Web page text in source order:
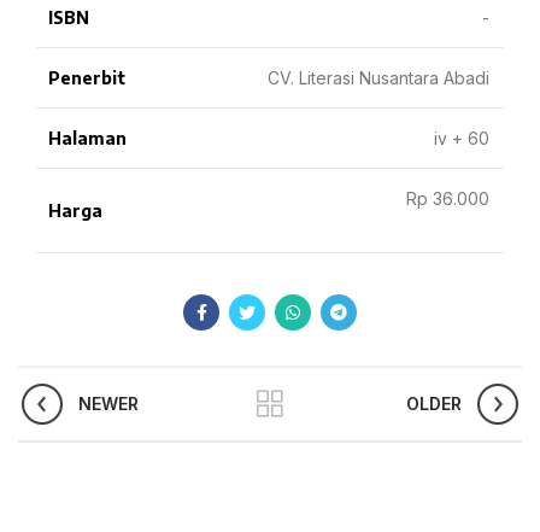
ISBN -
Penerbit CV. Literasi Nusantara Abadi
Halaman iv + 60
Harga
Rp 36.000
NEWER OLDER